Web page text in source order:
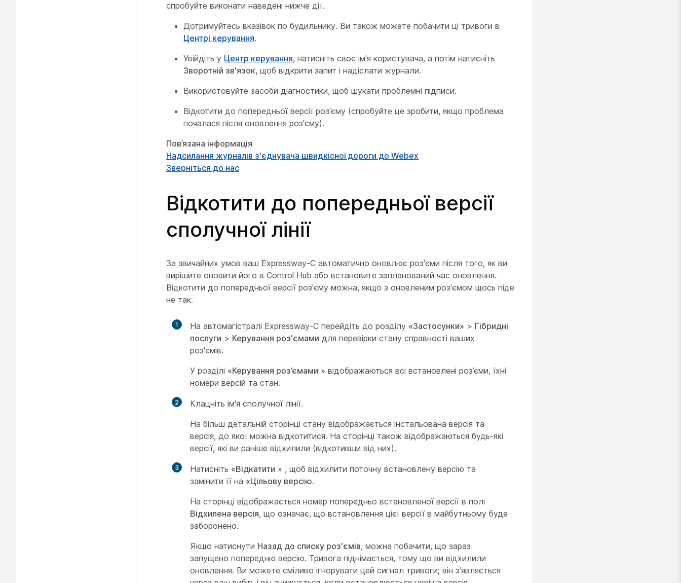
спробуйте виконати наведені нижче дії.
Дотримуйтесь вказівок по будильнику. Ви також можете побачити ці тривоги в
Центрі керування.
Увійдіть у Центр керування, натисніть своє ім'я користувача, а потім натисніть
Зворотній зв'язок, щоб відкрити запит і надіслати журнали.
Використовуйте засоби діагностики, щоб шукати проблемні підписи.
Відкотити до попередньої версії роз'єму (спробуйте це зробити, якщо проблема
почалася після оновлення роз'єму).
Пов’язана інформація
Надсилання журналів з'єднувача швидкісної дороги до Webex
Зверніться до нас
Відкотити до попередньої версії
сполучної лінії
За звичайних умов ваш Expressway-C автоматично оновлює роз'єми після того, як ви
вирішите оновити його в Control Hub або встановите запланований час оновлення.
Відкотити до попередньої версії роз'єму можна, якщо з оновленим роз'ємом щось піде
не так.
1 На автомагістралі Expressway-C перейдіть до розділу «Застосунки» > Гібридні
послуги > Керування роз'ємами для перевірки стану справності ваших
роз'ємів.
У розділі «Керування роз’ємами » відображаються всі встановлені роз’єми, їхні
номери версій та стан.
2
Клацніть ім'я сполучної лінії.
На більш детальній сторінці стану відображається інстальована версія та
версія, до якої можна відкотитися. На сторінці також відображаються будь-які
версії, які ви раніше відхилили (відкотивши від них).
3 Натисніть «Відкатити » , щоб відхилити поточну встановлену версію та
замінити її на «Цільову версію.
На сторінці відображається номер попередньо встановленої версії в полі
Відхилена версія, що означає, що встановлення цієї версії в майбутньому буде
заборонено.
Якщо натиснути Назад до списку роз'ємів, можна побачити, що зараз
запущено попередню версію. Тривога піднімається, тому що ви відхилили
оновлення. Ви можете сміливо ігнорувати цей сигнал тривоги; він з'являється